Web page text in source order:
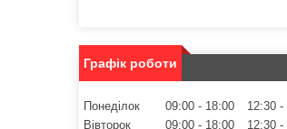
Графік роботи
Понеділок 09:00 18:00 12:30
Вівторок
09:00 18:00 12:30